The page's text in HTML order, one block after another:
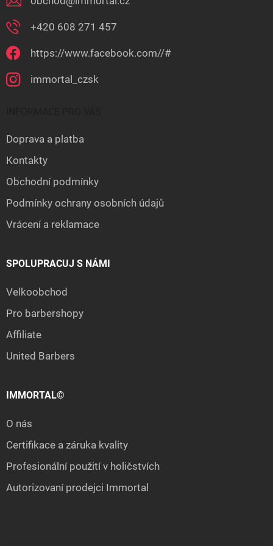
+420 608 271 457
https://www.facebook.com//#
immortal_czsk
Doprava a platba
Kontakty
Obchodní podmínky
Podmínky ochrany osobních údajů
Vrácení a reklamace
SPOLUPRACUJ S NÁMI
Velkoobchod
Pro barbershopy
Affiliate
United Barbers
IMMORTAL©
O nás
Certifikace a záruka kvality
Profesionální použití v holičstvích
Autorizovaní prodejci Immortal